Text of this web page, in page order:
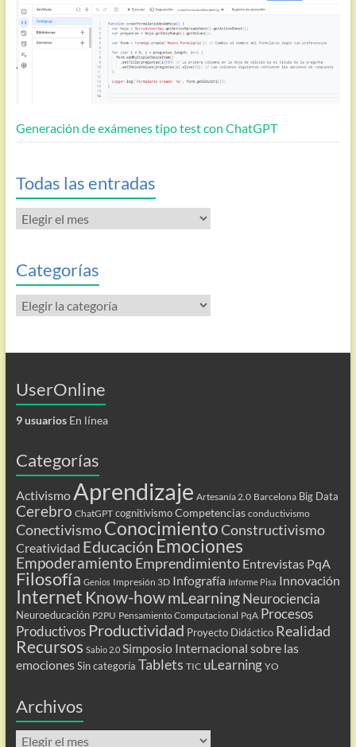
Generación de exámenes tipo test con ChatGPT
Todas las entradas
Todas
las
Categorías
Categorías
UserOnline
9 usuariosEn línea
Categorías
Activismo Aprendizaje Artesanía 2.0 Barcelona Big Data
Cerebro ChatGPT cognitivismo Competencias conductivismo
ConectivismoConocimientoConstructivismo
Creatividad Educación Emociones
Empoderamiento Emprendimiento Entrevistas PqA
Filosofía Genios Impresión 3D Infografía Informe Pisa Innovación
Internet Know-howmLearning Neurociencia
Neuroeducación P2PU Pensamiento Computacional PqA Procesos
Productivos Productividad Proyecto Didáctico Realidad
Recursos Sabio 2.0 Simposio Internacional sobre las
emociones Sin categoría Tablets TIC uLearning YO
Archivos
Archivos